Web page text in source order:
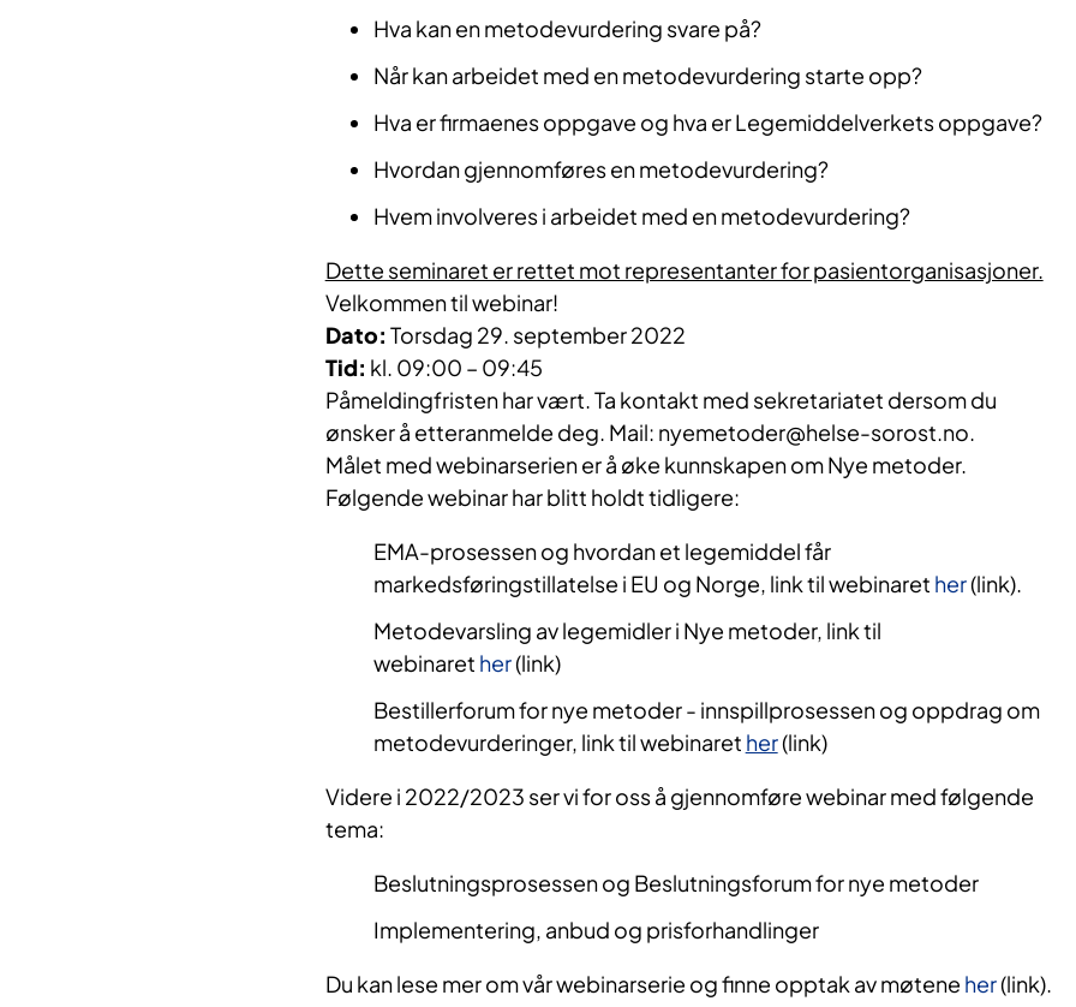
Hva kan en metodevurdering svare på?
Når kan arbeidet med en metodevurdering starte opp?
Hva er firmaenes oppgave og hva er Legemiddelverkets oppgave?
Hvordan gjennomføres en metodevurdering?
Hvem involveres i arbeidet med en metodevurdering?
Dette seminaret er rettet mot representanter for pasientorganisasjoner.
Velkommen til webinar!
Dato: Torsdag 29. september 2022
Tid: kl. 09:00 – 09:45
Påmeldingfristen har vært. Ta kontakt med sekretariatet dersom du
ønsker å etteranmelde deg. Mail: nyemetoder@helse-sorost.no.
​Målet med webinarserien er å øke kunnskapen om Nye metoder.
Følgende webinar har blitt holdt tidligere:
EMA-prosessen og hvordan et legemiddel får
markedsføringstillatelse i EU og Norge, link til webinaret her(link).
Metodevarsling av legemidler i Nye metoder, link til
webinaret her(link)
Bestillerforum for nye metoder - innspillprosessen og oppdrag om
metodevurderinger, link til webinaret her(link)
Videre i 2022/2023 ser vi for oss å gjennomføre webinar med følgende
tema:
Beslutningsprosessen og Beslutningsforum for nye metoder
Implementering, anbud og prisforhandlinger
Du kan lese mer om vår webinarserie og finne opptak av møtene her(link).